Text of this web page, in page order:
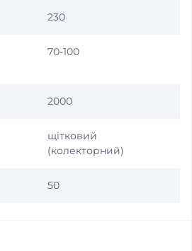
230
70-100
2000
щітковий
(колекторний)
50